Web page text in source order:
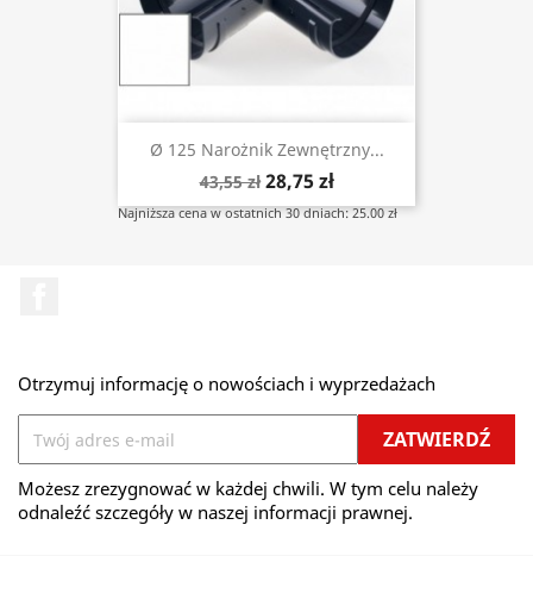
Ø 125 Narożnik Zewnętrzny...
43,55 zł 28,75 zł
Najniższa cena w ostatnich 30 dniach: 25.00 zł
Otrzymuj informację o nowościach i wyprzedażach
Możesz zrezygnować w każdej chwili. W tym celu należy
odnaleźć szczegóły w naszej informacji prawnej.